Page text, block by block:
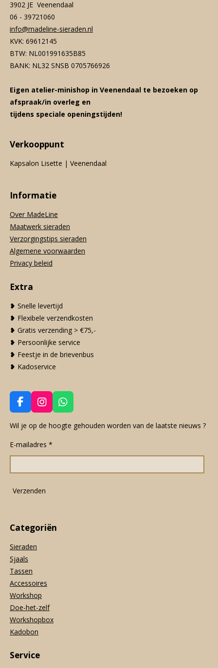
3902 JE Veenendaal
06 - 39721060
info@madeline-sieraden.nl
KVK: 69612145
BTW: NL001991635B85
BANK: NL32 SNSB 0705766926
Eigen atelier-minishop in Veenendaal te bezoeken op
afspraak/in overleg en
tijdens speciale openingstijden!
Verkooppunt
Kapsalon Lisette | Veenendaal
Informatie
Over MadeLine
Maatwerk sieraden
Verzorgingstips sieraden
Algemene voorwaarden
Privacy beleid
Extra
❥ Snelle levertijd
❥ Flexibele verzendkosten
❥ Gratis verzending > €75,-
❥ Persoonlijke service
❥ Feestje in de brievenbus
❥ Kadoservice
F
a
c
b
o
k
I
n
s
a
g
a
m
W
h
a
A
p
Wil je op de hoogte gehouden worden van de laatste nieuws ?
E-mailadres *
Verzenden
Categoriën
Sieraden
Sjaals
Tassen
Accessoires
Workshop
Doe-het-zelf
Workshopbox
Kadobon
Service